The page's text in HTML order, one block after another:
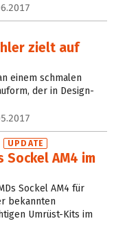
zielt auf
einem schmalen
der in Design-
UPDATE
Sockel AM4 im
Sockel AM4 für
bekannten
Umrüst-Kits im